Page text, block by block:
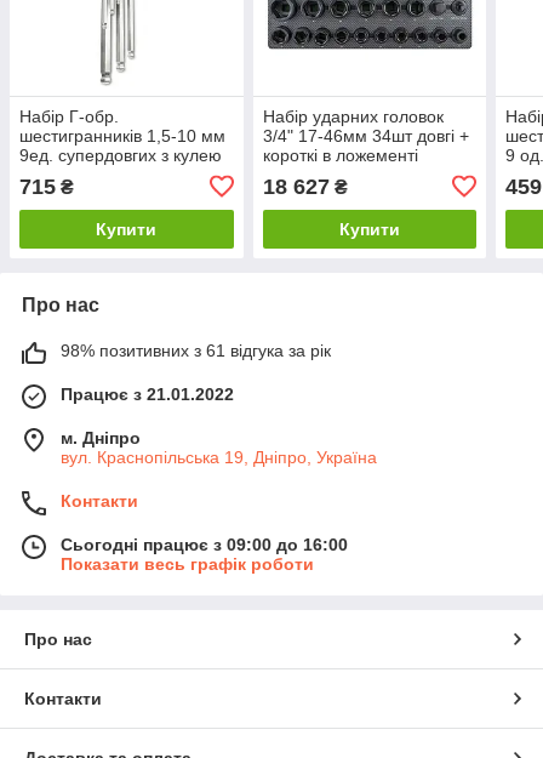
Набір Г-обр.
шестигранників 1,5-10 мм
9ед. супердовгих з кулею
GSN-09EB
715 ₴
Купити
Набір ударних головок
3/4" 17-46мм 34шт довгі +
короткі в ложементі
18 627₴
Купити
9
459
Про нас
98% позитивних з 61 відгука за рік
Працює з 21.01.2022
м. Дніпро
вул. Краснопільська 19, Дніпро, Україна
Контакти
Сьогодні працює з 09:00 до 16:00
Показати весь графік роботи
Про нас
Контакти